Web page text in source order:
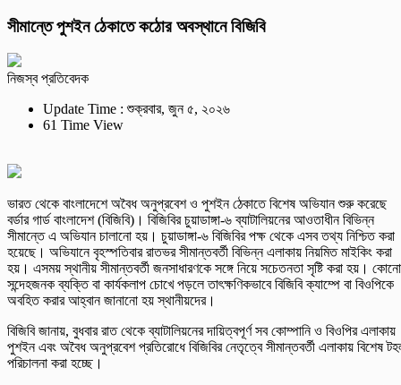
সীমান্তে পুশইন ঠেকাতে কঠোর অবস্থানে বিজিবি
নিজস্ব প্রতিবেদক
Update Time : শুক্রবার, জুন ৫, ২০২৬
61 Time View
ভারত থেকে বাংলাদেশে অবৈধ অনুপ্রবেশ ও পুশইন ঠেকাতে বিশেষ অভিযান শুরু করেছে
বর্ডার গার্ড বাংলাদেশ (বিজিবি)। বিজিবির চুয়াডাঙ্গা-৬ ব্যাটালিয়নের আওতাধীন বিভিন্ন
সীমান্তে এ অভিযান চালানো হয়। চুয়াডাঙ্গা-৬ বিজিবির পক্ষ থেকে এসব তথ্য নিশ্চিত করা
হয়েছে। অভিযানে বৃহস্পতিবার রাতভর সীমান্তবর্তী বিভিন্ন এলাকায় নিয়মিত মাইকিং করা
হয়। এসময় স্থানীয় সীমান্তবর্তী জনসাধারণকে সঙ্গে নিয়ে সচেতনতা সৃষ্টি করা হয়। কোনো
সন্দেহজনক ব্যক্তি বা কার্যকলাপ চোখে পড়লে তাৎক্ষণিকভাবে বিজিবি ক্যাম্পে বা বিওপিকে
অবহিত করার আহ্বান জানানো হয় স্থানীয়দের।
বিজিবি জানায়, বুধবার রাত থেকে ব্যাটালিয়নের দায়িত্বপূর্ণ সব কোম্পানি ও বিওপির এলাকায়
পুশইন এবং অবৈধ অনুপ্রবেশ প্রতিরোধে বিজিবির নেতৃত্বে সীমান্তবর্তী এলাকায় বিশেষ
পরিচালনা করা হচ্ছে।